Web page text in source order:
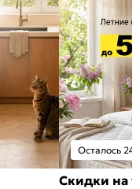
Осталось 24
Скидки на